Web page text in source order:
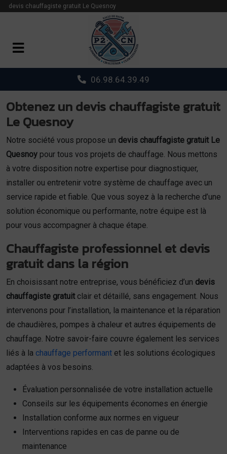
devis chauffagiste gratuit Le Quesnoy
06.98.64.39.49
Obtenez un devis chauffagiste gratuit
Le Quesnoy
Notre société vous propose un devis chauffagiste gratuit Le
Quesnoy pour tous vos projets de chauffage. Nous mettons
à votre disposition notre expertise pour diagnostiquer,
installer ou entretenir votre système de chauffage avec un
service rapide et fiable. Que vous soyez à la recherche d’une
solution économique ou performante, notre équipe est là
pour vous accompagner à chaque étape.
Chauffagiste professionnel et devis
gratuit dans la région
En choisissant notre entreprise, vous bénéficiez d’un devis
chauffagiste gratuitclair et détaillé, sans engagement. Nous
intervenons pour l’installation, la maintenance et la réparation
de chaudières, pompes à chaleur et autres équipements de
chauffage. Notre savoir-faire couvre également les services
liés à la chauffage performant et les solutions écologiques
adaptées à vos besoins.
Évaluation personnalisée de votre installation actuelle
Conseils sur les équipements économes en énergie
Installation conforme aux normes en vigueur
Interventions rapides en cas de panne ou de
maintenance
Panneau de gestion des cookies